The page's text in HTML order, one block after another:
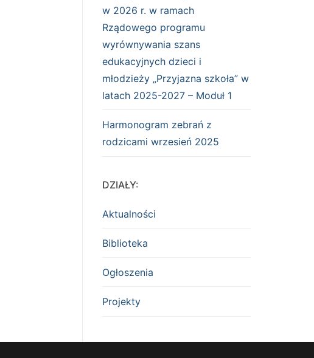
w 2026 r. w ramach
Rządowego programu
wyrównywania szans
edukacyjnych dzieci i
młodzieży „Przyjazna szkoła” w
latach 2025-2027 – Moduł 1
Harmonogram zebrań z
rodzicami wrzesień 2025
DZIAŁY:
Aktualności
Biblioteka
Ogłoszenia
Projekty